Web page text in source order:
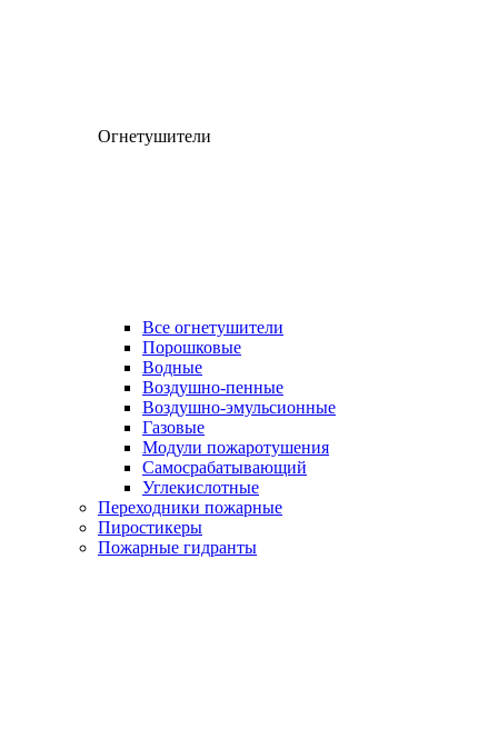
Огнетушители
Все огнетушители
Порошковые
Водные
Воздушно-пенные
Воздушно-эмульсионные
Газовые
Модули пожаротушения
Самосрабатывающий
Углекислотные
Переходники пожарные
Пиростикеры
Пожарные гидранты